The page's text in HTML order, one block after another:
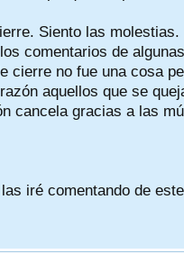
Siento las molestias.
comentarios de
cierre no fue una cosa
aquellos que se
cancela gracias a las
iré comentando de